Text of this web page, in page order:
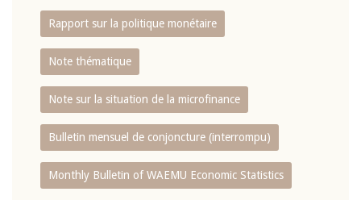
Rapport sur la politique monétaire
Note thématique
Note sur la situation de la microfinance
Bulletin mensuel de conjoncture (interrompu)
Monthly Bulletin of WAEMU Economic Statistics